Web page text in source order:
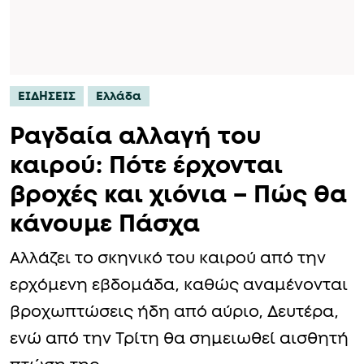
ΕΙΔΗΣΕΙΣ Ελλάδα
Ραγδαία αλλαγή του
καιρού: Πότε έρχονται
βροχές και χιόνια – Πώς θα
κάνουμε Πάσχα
Αλλάζει το σκηνικό του καιρού από την
ερχόμενη εβδομάδα, καθώς αναμένονται
βροχωπτώσεις ήδη από αύριο, Δευτέρα,
ενώ από την Τρίτη θα σημειωθεί αισθητή